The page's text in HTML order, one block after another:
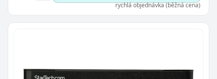
rychlá objednávka (běžná cena)